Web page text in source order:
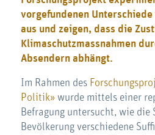
vorgefundenen
aus und zeigen, dass die
Klimaschutzmassnahmen
Absendern abhängt.
Im Rahmen des
Politik»wurde mittels einer
Befragung untersucht, wie die
Bevölkerung verschiedene